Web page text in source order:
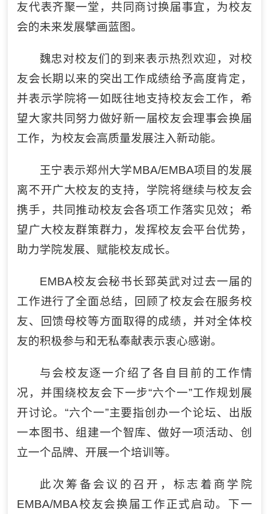
友代表齐聚一堂，共同商讨换届事宜，为校友
会的未来发展擘画蓝图。
魏忠对校友们的到来表示热烈欢迎，对校
友会长期以来的突出工作成绩给予高度肯定，
并表示学院将一如既往地支持校友会工作，希
望大家共同努力做好新一届校友会理事会换届
工作，为校友会高质量发展注入新动能。
王宁表示郑州大学MBA/EMBA项目的发展
离不开广大校友的支持，学院将继续与校友会
携手，共同推动校友会各项工作落实见效；希
望广大校友群策群力，发挥校友会平台优势，
助力学院发展、赋能校友成长。
EMBA校友会秘书长郅英武对过去一届的
工作进行了全面总结，回顾了校友会在服务校
友、回馈母校等方面取得的成绩，并对全体校
友的积极参与和无私奉献表示衷心感谢。
与会校友逐一介绍了各自目前的工作情
况，并围绕校友会下一步“六个一”工作规划展
开讨论。“六个一”主要指创办一个论坛、出版
一本图书、组建一个智库、做好一项活动、创
立一个品牌、开展一个培训等。
此次筹备会议的召开，标志着商学院
EMBA/MBA校友会换届工作正式启动。下一